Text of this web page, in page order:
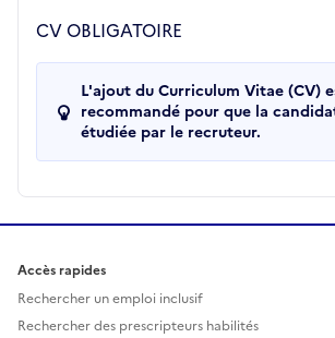
CV OBLIGATOIRE
L'ajout du Curriculum Vitae (CV)
recommandé pour que la
étudiée par le recruteur.
Accès rapides
Rechercher un emploi inclusif
Rechercher des prescripteurs habilités